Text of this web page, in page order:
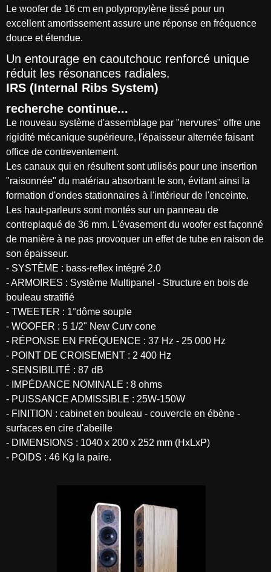
Le woofer de 16 cm en polypropylène tissé pour un
excellent amortissement assure une réponse en fréquence
douce et étendue.
Un entourage en caoutchouc renforcé unique
réduit les résonances radiales.
IRS (Internal Ribs System)
recherche continue...
Le nouveau système d'assemblage par "nervures" offre une
rigidité mécanique supérieure, l'épaisseur alternée faisant
office de contreventement.
Les canaux qui en résultent sont utilisés pour une insertion
"raisonnée" du matériau absorbant le son, évitant ainsi la
formation d'ondes stationnaires à l'intérieur de l'enceinte.
Les haut-parleurs sont montés sur un panneau de
contreplaqué de 36 mm. L'évasement du woofer est façonné
de manière à ne pas provoquer un effet de tube en raison de
son épaisseur.
- SYSTÈME : bass-reflex intégré 2.0
- ARMOIRES : Système Multipanel - Structure en bois de
bouleau stratifié
- TWEETER : 1°dôme souple
- WOOFER : 5 1/2" New Curv cone
- RÉPONSE EN FRÉQUENCE : 37 Hz - 25 000 Hz
- POINT DE CROISEMENT : 2 400 Hz
- SENSIBILITÉ : 87 dB
- IMPÉDANCE NOMINALE : 8 ohms
- PUISSANCE ADMISSIBLE : 25W-150W
- FINITION : cabinet en bouleau - couvercle en ébène -
surfaces en cire d'abeille
- DIMENSIONS : 1040 x 200 x 252 mm (HxLxP)
- POIDS : 46 Kg la paire.